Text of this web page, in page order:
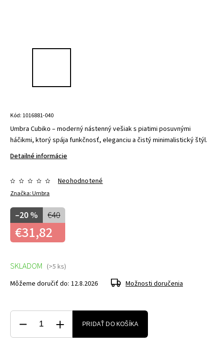
Kód: 1016881-040
Umbra Cubiko – moderný nástenný vešiak s piatimi posuvnými
háčikmi, ktorý spája funkčnosť, eleganciu a čistý minimalistický štýl.
Detailné informácie
Značka:Umbra
Neohodnotené
€40
–20 %
€31,82
SKLADOM (>5 ks)
Môžeme doručiť do: 12.8.2026 Možnosti doručenia
PRIDAŤ DO KOŠÍKA